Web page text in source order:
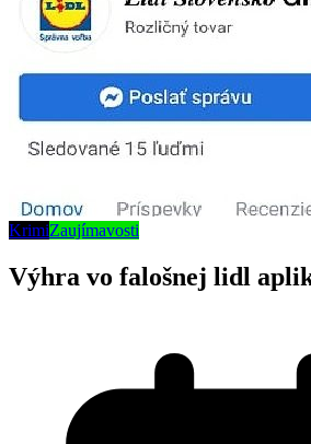
KrimiZaujímavosti
Výhra vo falošnej lidl